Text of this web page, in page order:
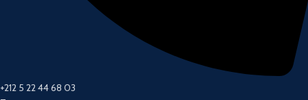
+212 5 22 44 68 03